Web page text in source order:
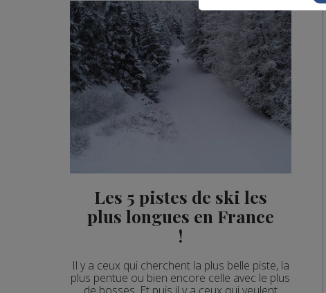
Les 5 pistes de ski les
plus longues en France
!
Il y a ceux qui cherchent la plus belle piste, la
plus pentue ou bien encore celle avec le plus